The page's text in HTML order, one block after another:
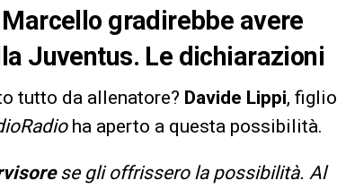
gradirebbe avere
Juventus. Le dichiarazioni
tutto da allenatore? Davide Lippi, figlio
ha aperto a questa possibilità.
se gli offrissero la possibilità. Al